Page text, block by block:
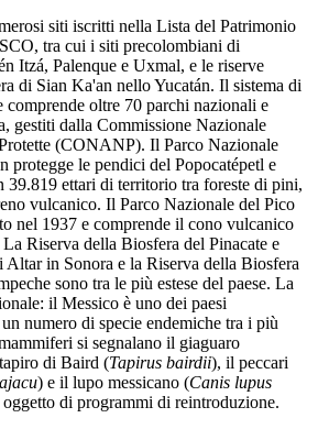
siti iscritti nella Lista del Patrimonio
tra cui i siti precolombiani di
Itzá, Palenque e Uxmal, e le riserve
di Sian Ka'an nello Yucatán. Il sistema di
comprende oltre 70 parchi nazionali e
gestiti dalla Commissione Nazionale
(CONANP). Il Parco Nazionale
protegge le pendici del Popocatépetl e
39.819 ettari di territorio tra foreste di pini,
vulcanico. Il Parco Nazionale del Pico
nel 1937 e comprende il cono vulcanico
Riserva della Biosfera del Pinacate e
Altar in Sonora e la Riserva della Biosfera
sono tra le più estese del paese. La
il Messico è uno dei paesi
numero di specie endemiche tra i più
si segnalano il giaguaro
di Baird (Tapirus bairdii), il peccari
) e il lupo messicano (Canis lupus
oggetto di programmi di reintroduzione.